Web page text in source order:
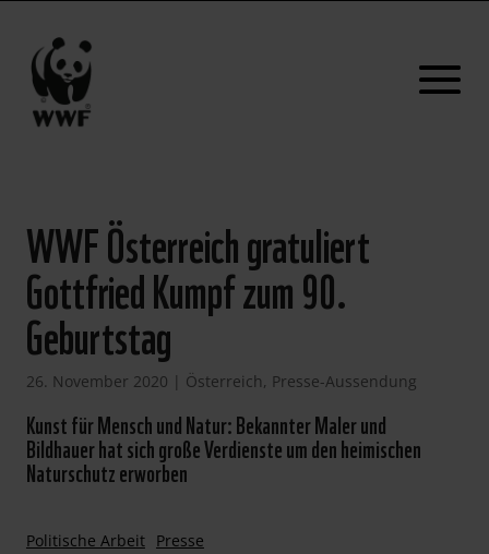
WWF Österreich gratuliert
Gottfried Kumpf zum 90.
Geburtstag
26. November 2020 | Österreich, Presse-Aussendung
Kunst für Mensch und Natur: Bekannter Maler und
Bildhauer hat sich große Verdienste um den heimischen
Naturschutz erworben
Politische Arbeit Presse